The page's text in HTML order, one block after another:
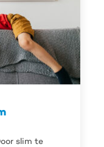
slim te